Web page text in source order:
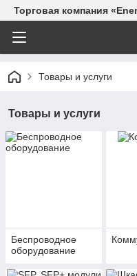
Торговая компания
Товары и услуги
Товары и услуги
Беспроводное
оборудование